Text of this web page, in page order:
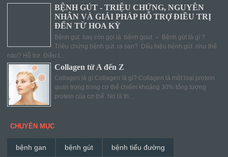
BỆNH GÚT - TRIỆU CHỨNG, NGUYÊN
NHÂN VÀ GIẢI PHÁP HỖ TRỢ ĐIỀU TRỊ
ĐẾN TỪ HOA KỲ
Bệnh gút hay còn gọi là bệnh gout – Bệnh gút là gì ?
Triệu chứng bệnh gút ra sao? Dấu hiệu bệnh gút như thế
nào? Hỗ trợ Điều t...
Collagen từ A đến Z
Collagen là gì Collagen là gì? Collagen là một loại protein
quan trọng trong cơ thể chiếm khoảng 30% tổng lượng
protein của cơ thể. Nó là th...
CHUYÊN MỤC
bệnh gan bệnh gút bệnh tiểu đường